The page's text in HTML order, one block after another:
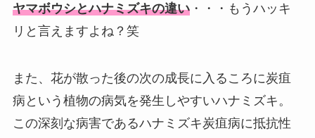
ヤマボウシとハナミズキの違い・・・もうハッキ
リと言えますよね？笑
また、花が散った後の次の成長に入るころに炭疽
病という植物の病気を発生しやすいハナミズキ。
この深刻な病害であるハナミズキ炭疽病に抵抗性